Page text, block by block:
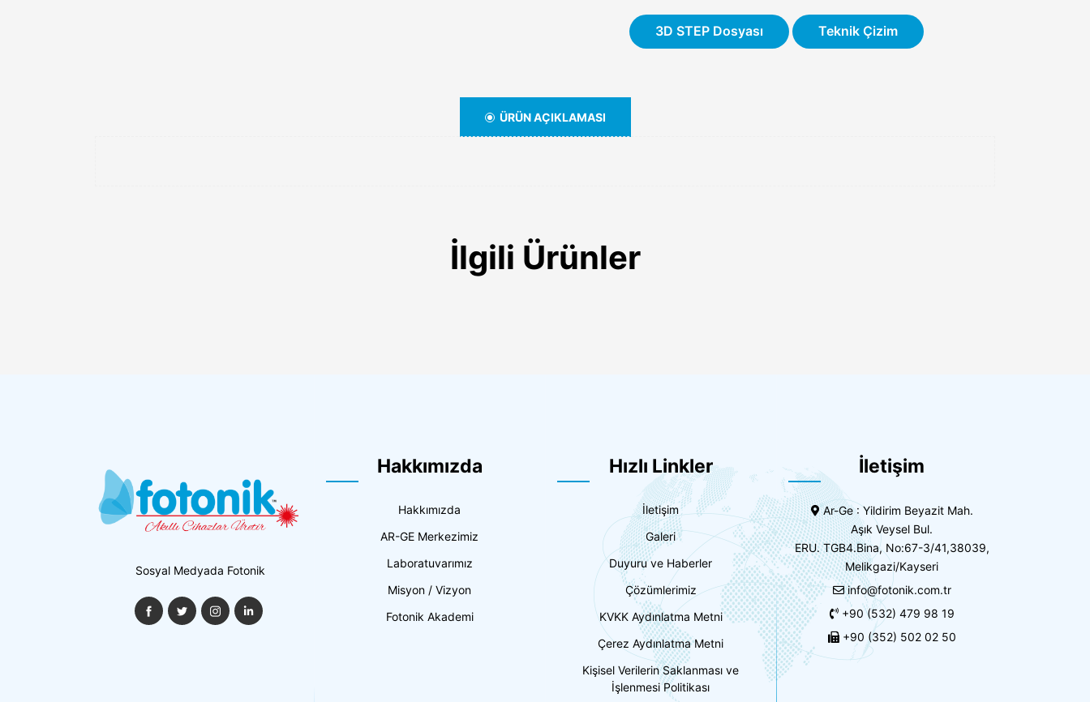
3D STEP Dosyası Teknik Çizim
ÜRÜN AÇIKLAMASI
İlgili Ürünler
Sosyal Medyada Fotonik
Hakkımızda
Hakkımızda
AR-GE Merkezimiz
Laboratuvarımız
Misyon / Vizyon
Fotonik Akademi
Hızlı Linkler
İletişim
Galeri
Duyuru ve Haberler
Çözümlerimiz
KVKK Aydınlatma Metni
Çerez Aydınlatma Metni
Kişisel Verilerin Saklanması ve
İşlenmesi Politikası
İletişim
Ar-Ge : Yildirim Beyazit Mah.
Aşık Veysel Bul.
ERU. TGB4.Bina, No:67-3/41,38039,
Melikgazi/Kayseri
info@fotonik.com.tr
+90 (532) 479 98 19
+90 (352) 502 02 50